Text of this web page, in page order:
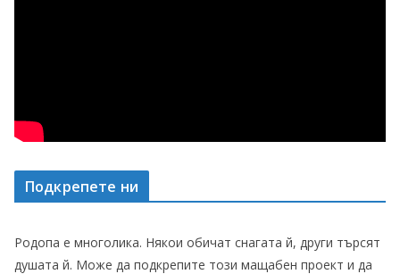
Подкрепете ни
Родопа е многолика. Някои обичат снагата й, други търсят
душата й. Може да подкрепите този мащабен проект и да